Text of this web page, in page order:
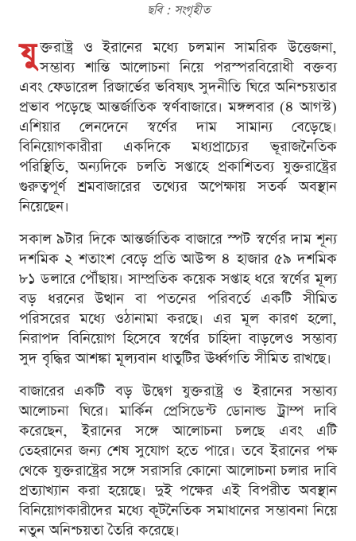
ছবি : সংগৃহীত
যু ক্তরাষ্ট্র ও ইরানের মধ্যে চলমান সামরিক উত্তেজনা,
সম্ভাব্য শান্তি আলোচনা নিয়ে পরস্পরবিরোধী বক্তব্য
এবং ফেডারেল রিজার্ভের ভবিষ্যৎ সুদনীতি ঘিরে অনিশ্চয়তার
প্রভাব পড়েছে আন্তর্জাতিক স্বর্ণবাজারে। মঙ্গলবার (৪ আগস্ট)
এশিয়ার লেনদেনে স্বর্ণের দাম সামান্য বেড়েছে।
বিনিয়োগকারীরা একদিকে মধ্যপ্রাচ্যের ভূরাজনৈতিক
পরিস্থিতি, অন্যদিকে চলতি সপ্তাহে প্রকাশিতব্য যুক্তরাষ্ট্রের
গুরুত্বপূর্ণ শ্রমবাজারের তথ্যের অপেক্ষায় সতর্ক অবস্থান
নিয়েছেন।
সকাল ৯টার দিকে আন্তর্জাতিক বাজারে স্পট স্বর্ণের দাম শূন্য
দশমিক ২ শতাংশ বেড়ে প্রতি আউন্স ৪ হাজার ৫৯ দশমিক
৮১ ডলারে পৌঁছায়। সাম্প্রতিক কয়েক সপ্তাহ ধরে স্বর্ণের মূল্য
বড় ধরনের উত্থান বা পতনের পরিবর্তে একটি সীমিত
পরিসরের মধ্যে ওঠানামা করছে। এর মূল কারণ হলো,
নিরাপদ বিনিয়োগ হিসেবে স্বর্ণের চাহিদা বাড়লেও সম্ভাব্য
সুদ বৃদ্ধির আশঙ্কা মূল্যবান ধাতুটির ঊর্ধ্বগতি সীমিত রাখছে।
বাজারের একটি বড় উদ্বেগ যুক্তরাষ্ট্র ও ইরানের সম্ভাব্য
আলোচনা ঘিরে। মার্কিন প্রেসিডেন্ট ডোনাল্ড ট্রাম্প দাবি
করেছেন, ইরানের সঙ্গে আলোচনা চলছে এবং এটি
তেহরানের জন্য শেষ সুযোগ হতে পারে। তবে ইরানের পক্ষ
থেকে যুক্তরাষ্ট্রের সঙ্গে সরাসরি কোনো আলোচনা চলার দাবি
প্রত্যাখ্যান করা হয়েছে। দুই পক্ষের এই বিপরীত অবস্থান
বিনিয়োগকারীদের মধ্যে কূটনৈতিক সমাধানের সম্ভাবনা নিয়ে
নতুন অনিশ্চয়তা তৈরি করেছে।